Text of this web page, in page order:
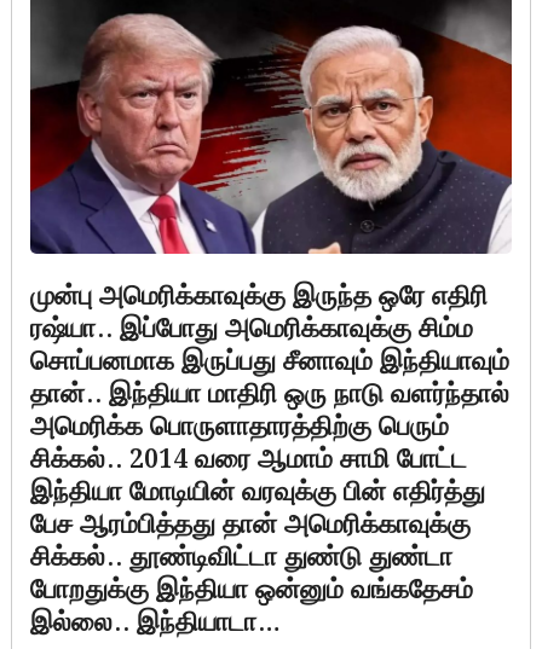
முன்பு அமெரிக்காவுக்கு இருந்த ஒரே எதிரி
ரஷ்யா.. இப்போது அமெரிக்காவுக்கு சிம்ம
சொப்பனமாக இருப்பது சீனாவும் இந்தியாவும்
தான்.. இந்தியா மாதிரி ஒரு நாடு வளர்ந்தால்
அமெரிக்க பொருளாதாரத்திற்கு பெரும்
சிக்கல்.. 2014 வரை ஆமாம் சாமி போட்ட
இந்தியா மோடியின் வரவுக்கு பின் எதிர்த்து
பேச ஆரம்பித்தது தான் அமெரிக்காவுக்கு
சிக்கல்.. தூண்டிவிட்டா துண்டு துண்டா
போறதுக்கு இந்தியா ஒன்னும் வங்கதேசம்
இல்லை.. இந்தியாடா…